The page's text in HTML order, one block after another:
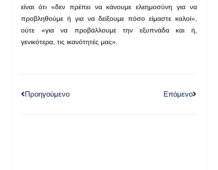
είναι ότι «δεν πρέπει να κάνουμε ελεημοσύνη για να
προβληθούμε ή για να δείξουμε πόσο είμαστε καλοί»,
ούτε «για να προβάλλουμε την εξυπνάδα και ή,
γενικότερα, τις ικανότητές μας».
Προηγούμενο Επόμενο